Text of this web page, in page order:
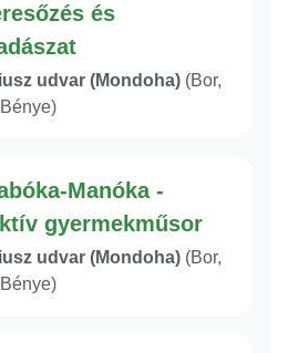
és
udvar (Mondoha) (Bor,
Manóka -
gyermekműsor
udvar (Mondoha) (Bor,